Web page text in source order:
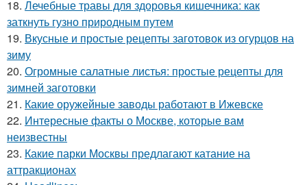
18. Лечебные травы для здоровья кишечника: как
заткнуть гузно природным путем
19. Вкусные и простые рецепты заготовок из огурцов на
зиму
20. Огромные салатные листья: простые рецепты для
зимней заготовки
21. Какие оружейные заводы работают в Ижевске
22. Интересные факты о Москве, которые вам
неизвестны
23. Какие парки Москвы предлагают катание на
аттракционах